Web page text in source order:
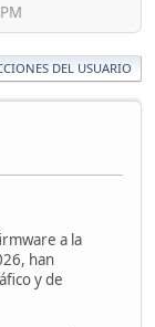
DEL USUARIO
a la
han
y de